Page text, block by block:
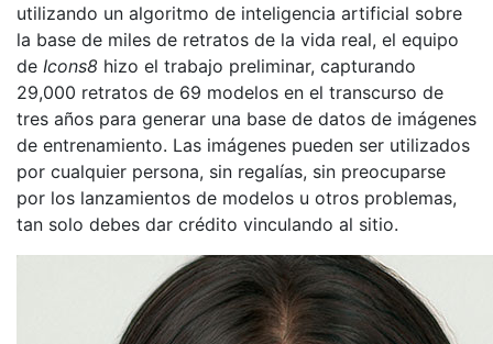
utilizando un algoritmo de inteligencia artificial sobre
la base de miles de retratos de la vida real, el equipo
de Icons8 hizo el trabajo preliminar, capturando
29,000 retratos de 69 modelos en el transcurso de
tres años para generar una base de datos de imágenes
de entrenamiento. Las imágenes pueden ser utilizados
por cualquier persona, sin regalías, sin preocuparse
por los lanzamientos de modelos u otros problemas,
tan solo debes dar crédito vinculando al sitio.